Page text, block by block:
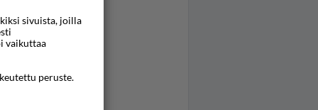
sivuista, joilla
vaikuttaa
peruste.